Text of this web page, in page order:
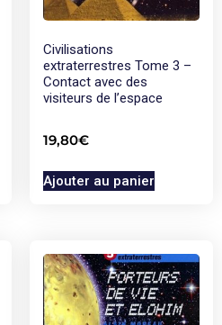
Civilisations
extraterrestres Tome 3 –
Contact avec des
visiteurs de l’espace
19,80€
Ajouter au panier